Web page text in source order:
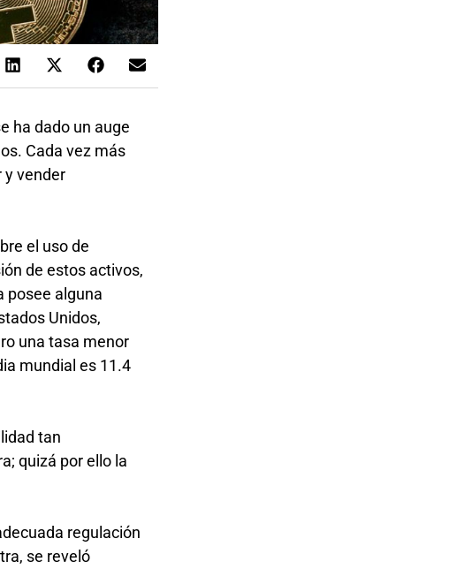
ha dado un auge
Cada vez más
y vender
el uso de
de estos activos,
posee alguna
Unidos,
una tasa menor
mundial es 11.4
tan
quizá por ello la
regulación
se reveló